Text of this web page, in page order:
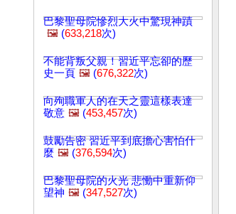
巴黎聖母院慘烈大火中驚現神蹟
🖼️ (633,218次)
不能背叛父親！習近平忘卻的歷
史一頁 🖼️ (676,322次)
向殉職軍人的在天之靈這樣表達
敬意 🖼️ (453,457次)
鼓勵告密 習近平到底擔心害怕什
麼 🖼️ (376,594次)
巴黎聖母院的火光 悲慟中重新仰
望神 🖼️ (347,527次)